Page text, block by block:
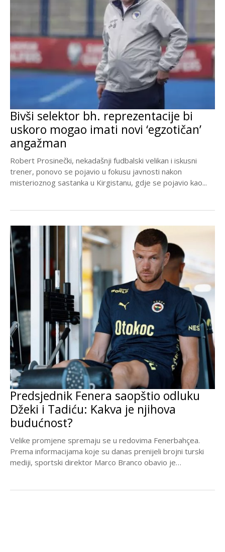
Bivši selektor bh. reprezentacije bi
uskoro mogao imati novi ‘egzotičan’
angažman
Robert Prosinečki, nekadašnji fudbalski velikan i iskusni
trener, ponovo se pojavio u fokusu javnosti nakon
misterioznog sastanka u Kirgistanu, gdje se pojavio kao...
Predsjednik Fenera saopštio odluku
Džeki i Tadiću: Kakva je njihova
budućnost?
Velike promjene spremaju se u redovima Fenerbahçea.
Prema informacijama koje su danas prenijeli brojni turski
mediji, sportski direktor Marco Branco obavio je